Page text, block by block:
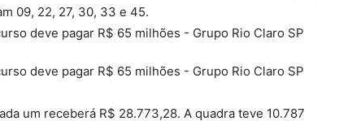
09, 22, 27, 30, 33 e 45.
um receberá R$ 28.773,28. A quadra teve 10.787